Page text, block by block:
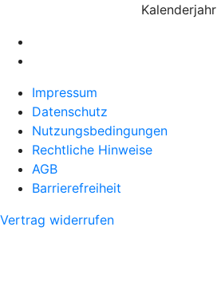
Kalenderjahr
Impressum
Datenschutz
Nutzungsbedingungen
Rechtliche Hinweise
AGB
Barrierefreiheit
Vertrag widerrufen